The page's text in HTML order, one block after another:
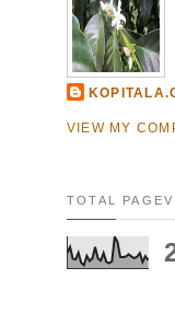
VIEW MY
TOTAL